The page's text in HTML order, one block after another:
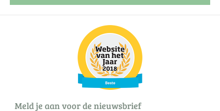
Meld je aan voor de nieuwsbrief